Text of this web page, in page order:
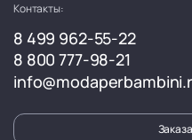
Контакты:
8 499 962-55-22
8 800 777-98-21